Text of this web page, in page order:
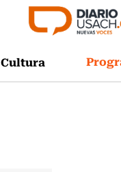
Cultura